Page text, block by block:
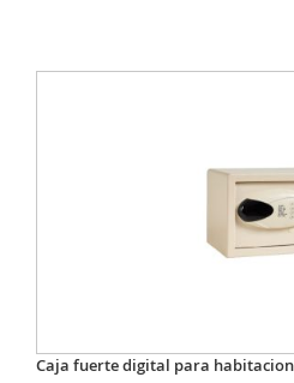
Caja fuerte digital para